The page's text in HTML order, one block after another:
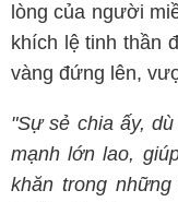
lòng của người
khích lệ tinh thần
vàng đứng lên,
"Sự sẻ chia ấy,
mạnh lớn lao,
khăn trong